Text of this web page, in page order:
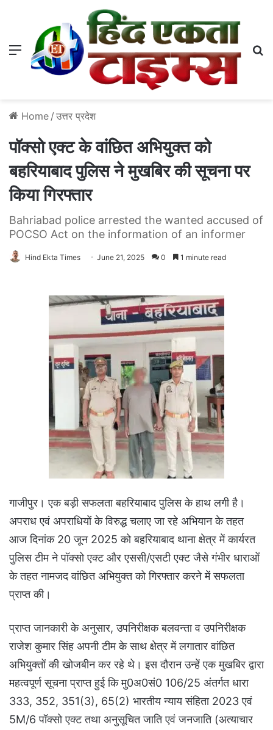
Menu
Home / उत्तर प्रदेश
पॉक्सो एक्ट के वांछित अभियुक्त को‌
बहरियाबाद पुलिस ने मुखबिर की सूचना पर
किया गिरफ्तार
Bahriabad police arrested the wanted accused of
POCSO Act on the information of an informer
Hind Ekta Times June 21, 2025 0 1 minute read
गाजीपुर। एक बड़ी सफलता बहरियाबाद पुलिस के हाथ लगी है।
अपराध एवं अपराधियों के विरुद्ध चलाए जा रहे अभियान के तहत
आज दिनांक 20 जून 2025 को बहरियाबाद थाना क्षेत्र में कार्यरत
पुलिस टीम ने पॉक्सो एक्ट और एससी/एसटी एक्ट जैसे गंभीर धाराओं
के तहत नामजद वांछित अभियुक्त को गिरफ्तार करने में सफलता
प्राप्त की।
प्राप्त जानकारी के अनुसार, उपनिरीक्षक बलवन्ता व उपनिरीक्षक
राजेश कुमार सिंह अपनी टीम के साथ क्षेत्र में लगातार वांछित
अभियुक्तों की खोजबीन कर रहे थे। इस दौरान उन्हें एक मुखबिर द्वारा
महत्वपूर्ण सूचना प्राप्त हुई कि मु0अ0सं0 106/25 अंतर्गत धारा
333, 352, 351(3), 65(2) भारतीय न्याय संहिता 2023 एवं
5M/6 पॉक्सो एक्ट तथा अनुसूचित जाति एवं जनजाति (अत्याचार